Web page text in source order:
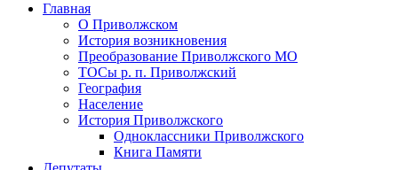
Главная
О Приволжском
История возникновения
Преобразование Приволжского МО
ТОСы р. п. Приволжский
География
Население
История Приволжского
Одноклассники Приволжского
Книга Памяти